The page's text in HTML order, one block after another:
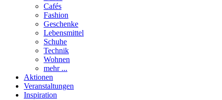
Cafés
Fashion
Geschenke
Lebensmittel
Schuhe
Technik
Wohnen
mehr ...
Aktionen
Veranstaltungen
Inspiration